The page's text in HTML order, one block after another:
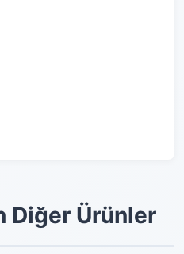
Diğer Ürünler